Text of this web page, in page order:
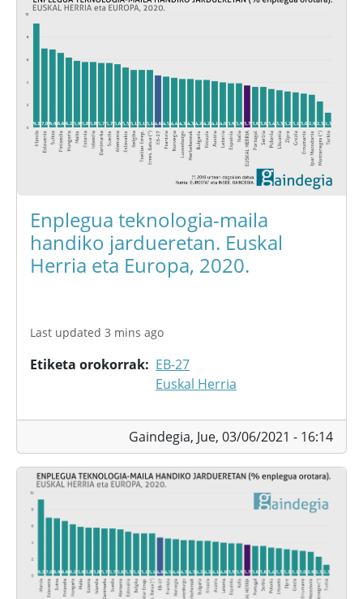
Enplegua teknologia-maila
handiko jardueretan. Euskal
Herria eta Europa, 2020.
Last updated 3 mins ago
Etiketa orokorrak
EB-27
Euskal Herria
Gaindegia, Jue, 03/06/2021 - 16:14